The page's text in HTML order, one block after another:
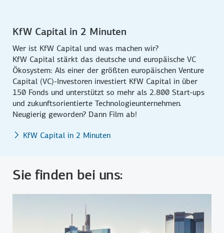
KfW Capital in 2 Minuten
Wer ist KfW Capital und was machen wir?
KfW Capital stärkt das deutsche und europäische VC
Ökosystem: Als einer der größten europäischen Venture
Capital (VC)-Investoren investiert KfW Capital in über
150 Fonds und unterstützt so mehr als 2.800 Start-ups
und zukunftsorientierte Technologieunternehmen.
Neugierig geworden? Dann Film ab!
KfW Capital in 2 Minuten
Sie finden bei uns: